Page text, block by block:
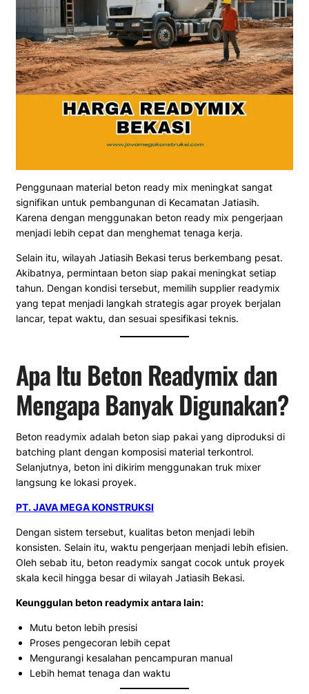
Penggunaan material beton ready mix meningkat sangat
signifikan untuk pembangunan di Kecamatan Jatiasih.
Karena dengan menggunakan beton ready mix pengerjaan
menjadi lebih cepat dan menghemat tenaga kerja.
Selain itu, wilayah Jatiasih Bekasi terus berkembang pesat.
Akibatnya, permintaan beton siap pakai meningkat setiap
tahun. Dengan kondisi tersebut, memilih supplier readymix
yang tepat menjadi langkah strategis agar proyek berjalan
lancar, tepat waktu, dan sesuai spesifikasi teknis.
Apa Itu Beton Readymix dan
Mengapa Banyak Digunakan?
Beton readymix adalah beton siap pakai yang diproduksi di
batching plant dengan komposisi material terkontrol.
Selanjutnya, beton ini dikirim menggunakan truk mixer
langsung ke lokasi proyek.
PT. JAVA MEGA KONSTRUKSI
Dengan sistem tersebut, kualitas beton menjadi lebih
konsisten. Selain itu, waktu pengerjaan menjadi lebih efisien.
Oleh sebab itu, beton readymix sangat cocok untuk proyek
skala kecil hingga besar di wilayah Jatiasih Bekasi.
Keunggulan beton readymix antara lain:
Mutu beton lebih presisi
Proses pengecoran lebih cepat
Mengurangi kesalahan pencampuran manual
Lebih hemat tenaga dan waktu